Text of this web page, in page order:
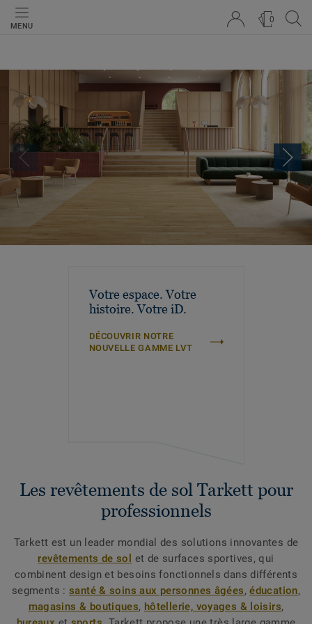
MENU
0
Votre espace. Votre
histoire. Votre iD.
DÉCOUVRIR NOTRE
NOUVELLE GAMME LVT
Les revêtements de sol Tarkett pour
professionnels
Tarkett est un leader mondial des solutions innovantes de
revêtements de sol
et de surfaces sportives, qui
combinent design et besoins fonctionnels dans différents
segments :santé & soins aux personnes âgées,éducation,
magasins & boutiques, hôtellerie, voyages & loisirs,